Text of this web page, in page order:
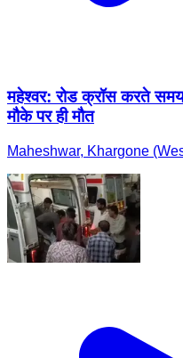
महेश्वर: रोड क्रॉस करते
मौके पर ही मौत
Maheshwar, Khargone